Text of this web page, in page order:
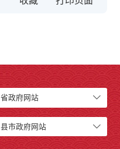
省政府网站
县市政府网站